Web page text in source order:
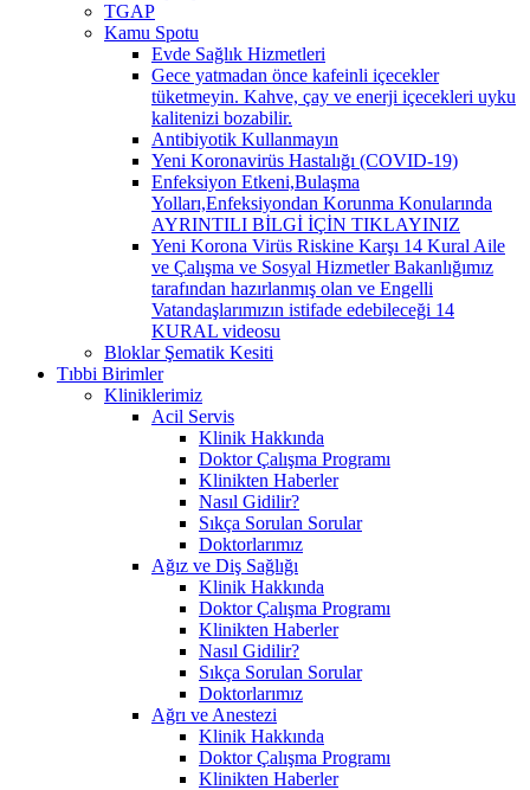
TGAP
Kamu Spotu
Evde Sağlık Hizmetleri
Gece yatmadan önce kafeinli içecekler
tüketmeyin. Kahve, çay ve enerji içecekleri uyku
kalitenizi bozabilir.
Antibiyotik Kullanmayın
Yeni Koronavirüs Hastalığı (COVID-19)
Enfeksiyon Etkeni,Bulaşma
Yolları,Enfeksiyondan Korunma Konularında
AYRINTILI BİLGİ İÇİN TIKLAYINIZ
Yeni Korona Virüs Riskine Karşı 14 Kural Aile
ve Çalışma ve Sosyal Hizmetler Bakanlığımız
tarafından hazırlanmış olan ve Engelli
Vatandaşlarımızın istifade edebileceği 14
KURAL videosu
Bloklar Şematik Kesiti
Tıbbi Birimler
Kliniklerimiz
Acil Servis
Klinik Hakkında
Doktor Çalışma Programı
Klinikten Haberler
Nasıl Gidilir?
Sıkça Sorulan Sorular
Doktorlarımız
Ağız ve Diş Sağlığı
Klinik Hakkında
Doktor Çalışma Programı
Klinikten Haberler
Nasıl Gidilir?
Sıkça Sorulan Sorular
Doktorlarımız
Ağrı ve Anestezi
Klinik Hakkında
Doktor Çalışma Programı
Klinikten Haberler